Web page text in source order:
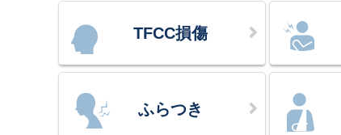
TFCC損傷
ふらつき